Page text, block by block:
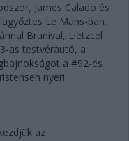
James Calado és
Le Mans-ban.
Brunival, Lietzcel
as testvérautó, a
a #92-es
nyeri.
az